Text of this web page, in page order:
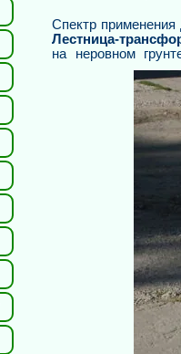
Спектр применения
Лестница-трансф
на неровном